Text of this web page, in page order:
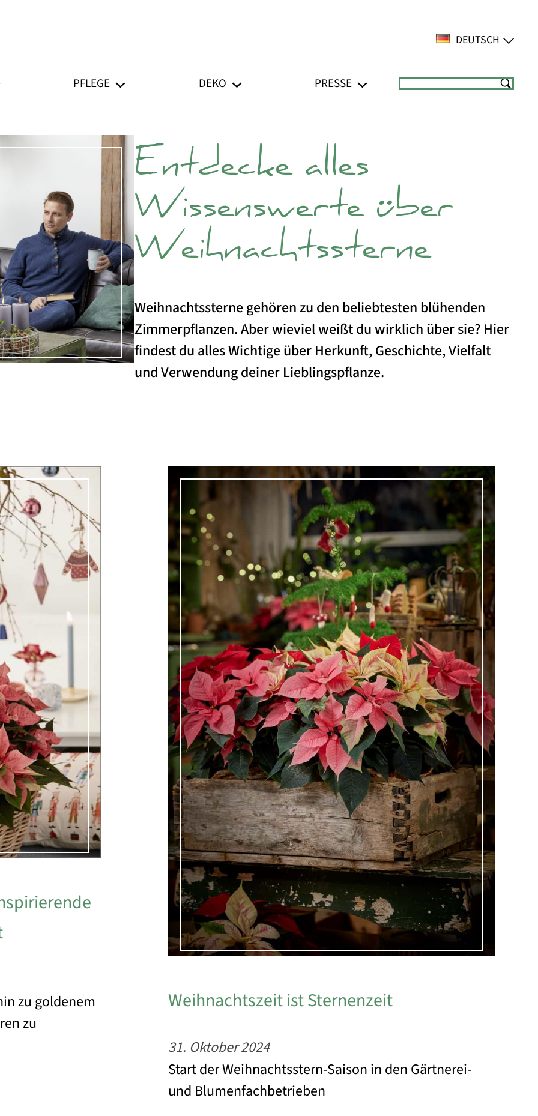
DEUTSCH
PFLEGE DEKO PRESSE Suchen
Entdecke alles
Wissenswerte über
Weihnachtssterne
Weihnachtssterne gehören zu den beliebtesten blühenden
Zimmerpflanzen. Aber wieviel weißt du wirklich über sie? Hier
findest du alles Wichtige über Herkunft, Geschichte, Vielfalt
und Verwendung deiner Lieblingspflanze.
zu goldenem
zu
Weihnachtszeit ist Sternenzeit
31. Oktober 2024
Start der Weihnachtsstern-Saison in den Gärtnerei-
und Blumenfachbetrieben